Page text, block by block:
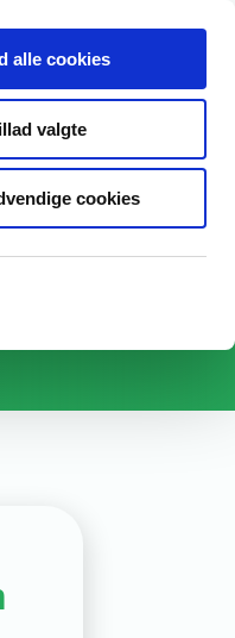
alle cookies
valgte
cookies